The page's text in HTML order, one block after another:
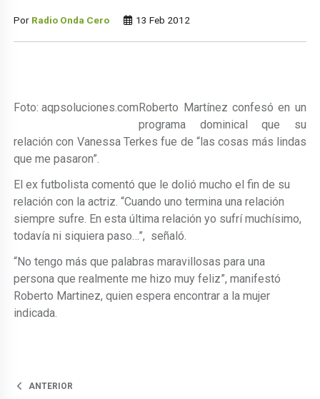
Por Radio Onda Cero 13 Feb 2012
Foto: aqpsoluciones.comRoberto Martínez confesó en un
programa dominical que su
relación con Vanessa Terkes fue de “las cosas más lindas
que me pasaron”.
El ex futbolista comentó que le dolió mucho el fin de su
relación con la actriz. “Cuando uno termina una relación
siempre sufre. En esta última relación yo sufrí muchísimo,
todavía ni siquiera paso…”, señaló.
“No tengo más que palabras maravillosas para una
persona que realmente me hizo muy feliz”, manifestó
Roberto Martinez, quien espera encontrar a la mujer
indicada.
ANTERIOR